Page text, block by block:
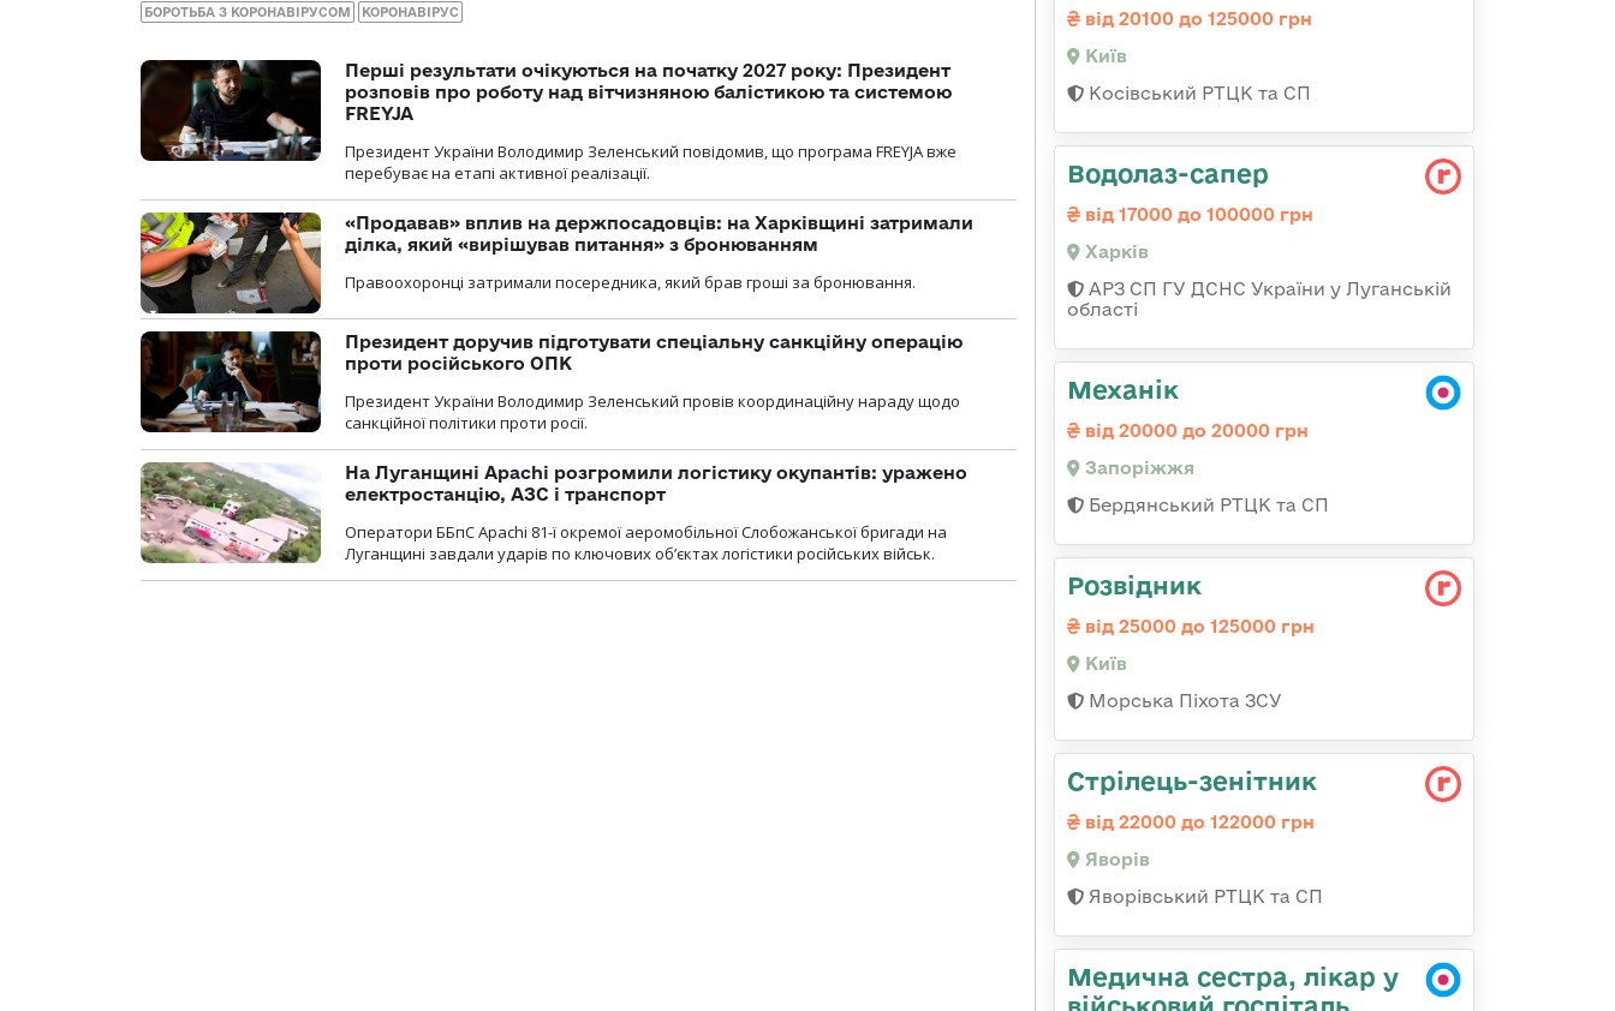
БОРОТЬБА З КОРОНАВІРУСОМ КОРОНАВІРУС
Перші результати очікуються на початку 2027 року: Президент
розповів про роботу над вітчизняною балістикою та системою
FREYJA
Президент України Володимир Зеленський повідомив, що програма FREYJA вже
перебуває на етапі активної реалізації.
«Продавав» вплив на держпосадовців: на Харківщині затримали
ділка, який «вирішував питання» з бронюванням
Правоохоронці затримали посередника, який брав гроші за бронювання.
Президент доручив підготувати спеціальну санкційну операцію
проти російського ОПК
Президент України Володимир Зеленський провів координаційну нараду щодо
санкційної політики проти росії.
На Луганщині Apachi розгромили логістику окупантів: уражено
електростанцію, АЗС і транспорт
Оператори ББпС Apachi 81-ї окремої аеромобільної Слобожанської бригади на
Луганщині завдали ударів по ключових об’єктах логістики російських військ.
від 20100 до 125000 грн
Київ
Косівський РТЦК та СП
Водолаз-сапер
від 17000 до 100000 грн
Харків
АРЗ СП ГУ ДСНС України у Луганській
області
Механік
від 20000 до 20000 грн
Запоріжжя
Бердянський РТЦК та СП
Розвідник
від 25000 до 125000 грн
Київ
Морська Піхота ЗСУ
Стрілець-зенітник
від 22000 до 122000 грн
Яворів
Яворівський РТЦК та СП
Медична сестра, лікар у
військовий госпіталь